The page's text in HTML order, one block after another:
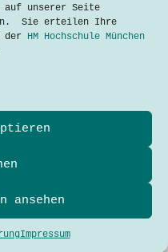
unserer Seite
Sie erteilen Ihre
der HM Hochschule München
ansehen
Impressum
Hochschule München
Theme